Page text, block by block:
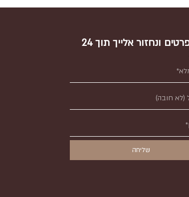
מלאי פרטים ונחזור אלייך תוך 24
שליחה